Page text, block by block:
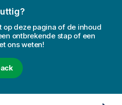
op deze pagina of de inhoud
ontbrekende stap of een
ons weten!